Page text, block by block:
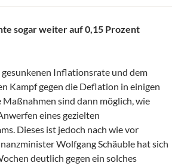
sogar weiter auf 0,15 Prozent
Inflationsrate und dem
Kampf gegen die Deflation in einigen
sind dann möglich, wie
eines gezielten
Dieses ist jedoch nach wie vor
Wolfgang Schäuble hat sich
deutlich gegen ein solches